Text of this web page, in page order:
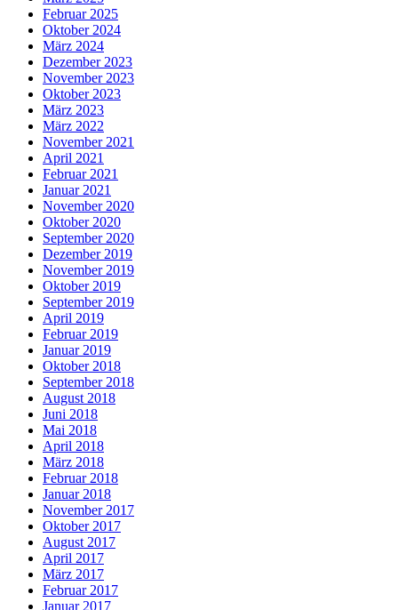
Februar 2025
Oktober 2024
März 2024
Dezember 2023
November 2023
Oktober 2023
März 2023
März 2022
November 2021
April 2021
Februar 2021
Januar 2021
November 2020
Oktober 2020
September 2020
Dezember 2019
November 2019
Oktober 2019
September 2019
April 2019
Februar 2019
Januar 2019
Oktober 2018
September 2018
August 2018
Juni 2018
Mai 2018
April 2018
März 2018
Februar 2018
Januar 2018
November 2017
Oktober 2017
August 2017
April 2017
März 2017
Februar 2017
Januar 2017